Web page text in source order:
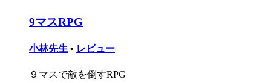
9マスRPG
小林先生 • レビュー
９マスで敵を倒すRPG